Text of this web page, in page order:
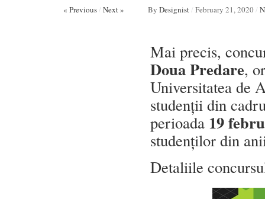
« Previous/ Next » By Designist/ February 21, 2020/
Mai precis,
Doua Predare,
Universitatea de
studenții din
perioada 19
studenților din
Detaliile